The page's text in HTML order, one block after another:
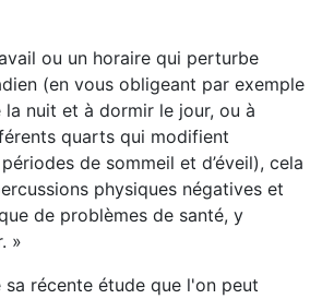
ou un horaire qui perturbe
(en vous obligeant par exemple
la nuit et à dormir le jour, ou à
quarts qui modifient
de sommeil et d’éveil), cela
physiques négatives et
de problèmes de santé, y
»
sa récente étude que l'on peut